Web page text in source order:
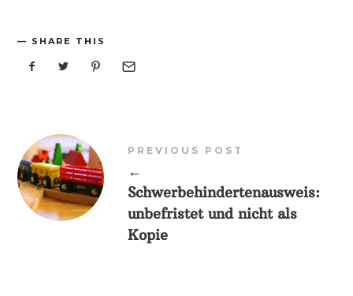
SHARE THIS
PREVIOUS POST
←
Schwerbehindertenausweis:
unbefristet und nicht als
Kopie